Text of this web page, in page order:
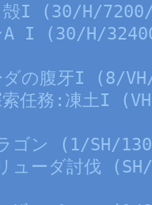
殻I (30/H/
A I (30/H/
ダの腹牙I (8/
索任務:凍土I
ゴン (1/SH/
ューダ討伐